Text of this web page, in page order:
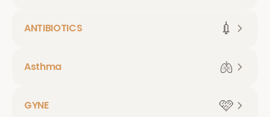
ANTIBIOTICS 💉
Asthma 🫁
GYNE 🩷